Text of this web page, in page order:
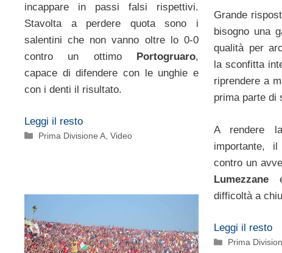
incappare in passi falsi rispettivi.
Stavolta a perdere quota sono i
salentini che non vanno oltre lo 0-0
contro un ottimo Portogruaro,
capace di difendere con le unghie e
con i denti il risultato.
Leggi il resto
Categorie
Prima Divisione A ,Video
Grande
bisogno una
qualità per
la sconfitta
riprendere a
prima parte di
A rendere
importante,
contro un
Lumezzanee
difficoltà a
Leggi il resto
Categorie
Prima